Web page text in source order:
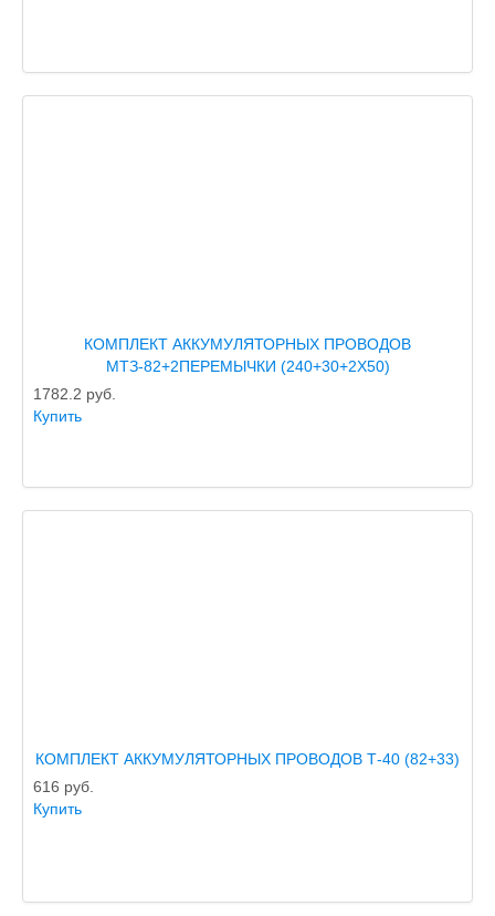
КОМПЛЕКТ АККУМУЛЯТОРНЫХ ПРОВОДОВ
МТЗ-82+2ПЕРЕМЫЧКИ (240+30+2Х50)
1782.2 руб.
Купить
КОМПЛЕКТ АККУМУЛЯТОРНЫХ ПРОВОДОВ Т-40 (82+33)
616 руб.
Купить